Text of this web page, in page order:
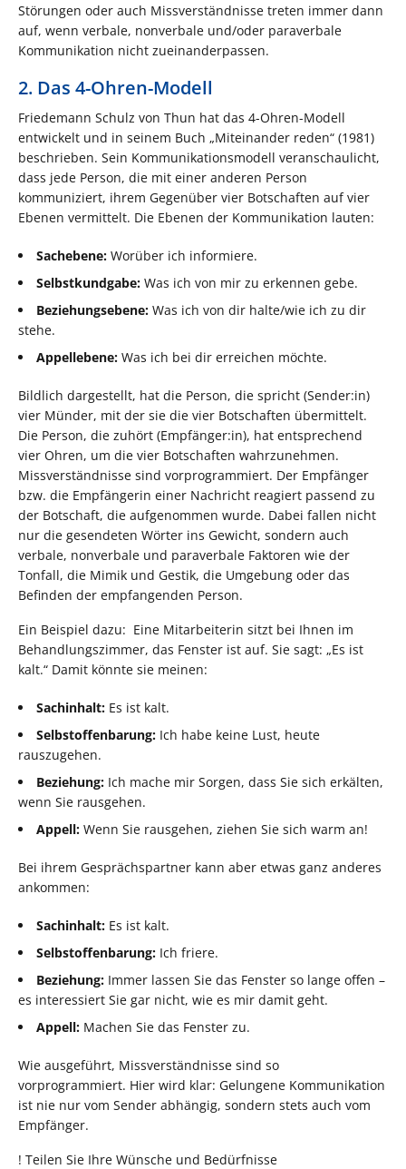
Störungen oder auch Missverständnisse treten immer dann
auf, wenn verbale, nonverbale und/oder paraverbale
Kommunikation nicht zueinanderpassen.
2. Das 4-Ohren-Modell
Friedemann Schulz von Thun hat das 4-Ohren-Modell
entwickelt und in seinem Buch „Miteinander reden“ (1981)
beschrieben. Sein Kommunikationsmodell veranschaulicht,
dass jede Person, die mit einer anderen Person
kommuniziert, ihrem Gegenüber vier Botschaften auf vier
Ebenen vermittelt. Die Ebenen der Kommunikation lauten:
Sachebene: Worüber ich informiere.
Selbstkundgabe: Was ich von mir zu erkennen gebe.
Beziehungsebene: Was ich von dir halte/wie ich zu dir
stehe.
Appellebene: Was ich bei dir erreichen möchte.
Bildlich dargestellt, hat die Person, die spricht (Sender:in)
vier Münder, mit der sie die vier Botschaften übermittelt.
Die Person, die zuhört (Empfänger:in), hat entsprechend
vier Ohren, um die vier Botschaften wahrzunehmen.
Missverständnisse sind vorprogrammiert. Der Empfänger
bzw. die Empfängerin einer Nachricht reagiert passend zu
der Botschaft, die aufgenommen wurde. Dabei fallen nicht
nur die gesendeten Wörter ins Gewicht, sondern auch
verbale, nonverbale und paraverbale Faktoren wie der
Tonfall, die Mimik und Gestik, die Umgebung oder das
Befinden der empfangenden Person.
Ein Beispiel dazu: Eine Mitarbeiterin sitzt bei Ihnen im
Behandlungszimmer, das Fenster ist auf. Sie sagt: „Es ist
kalt.“ Damit könnte sie meinen:
Sachinhalt: Es ist kalt.
Selbstoffenbarung: Ich habe keine Lust, heute
rauszugehen.
Beziehung: Ich mache mir Sorgen, dass Sie sich erkälten,
wenn Sie rausgehen.
Appell: Wenn Sie rausgehen, ziehen Sie sich warm an!
Bei ihrem Gesprächspartner kann aber etwas ganz anderes
ankommen:
Sachinhalt: Es ist kalt.
Selbstoffenbarung: Ich friere.
Beziehung: Immer lassen Sie das Fenster so lange offen –
es interessiert Sie gar nicht, wie es mir damit geht.
Appell: Machen Sie das Fenster zu.
Wie ausgeführt, Missverständnisse sind so
vorprogrammiert. Hier wird klar: Gelungene Kommunikation
ist nie nur vom Sender abhängig, sondern stets auch vom
Empfänger.
! Teilen Sie Ihre Wünsche und Bedürfnisse